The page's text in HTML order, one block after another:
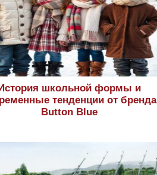
школьной формы и
тенденции от бренда
Button Blue